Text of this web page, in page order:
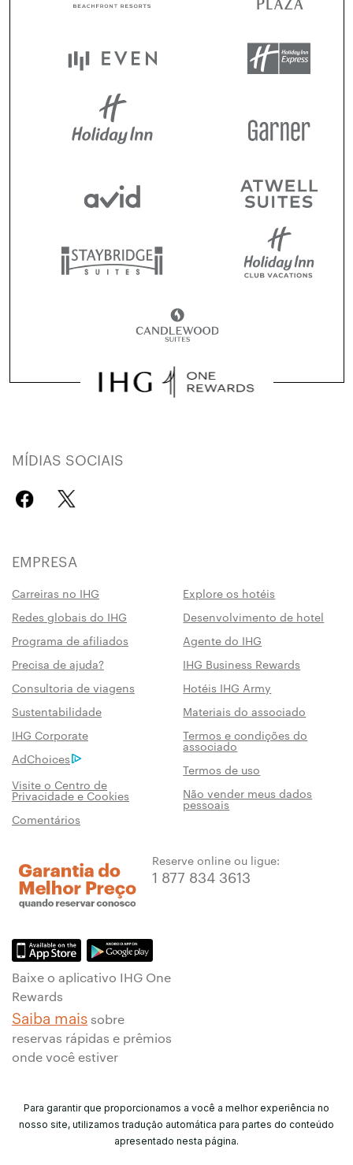
MÍDIAS SOCIAIS
EMPRESA
Carreiras no IHG
Explore os hotéis
Redes globais do IHG
Desenvolvimento de hotel
Programa de afiliados
Agente do IHG
Precisa de ajuda?
IHG Business Rewards
Consultoria de viagens
Hotéis IHG Army
Sustentabilidade
Materiais do associado
IHG Corporate
Termos e condições do
associado
AdChoices
Termos de uso
Visite o Centro de
Privacidade e Cookies Não vender meus dados
pessoais
Comentários
Reserve online ou ligue:
1 877 834 3613
Baixe o aplicativo IHG One
Rewards
Saiba mais sobre
reservas rápidas e prêmios
onde você estiver
Para garantir que proporcionamos a você a melhor experiência no
nosso site, utilizamos tradução automática para partes do conteúdo
apresentado nesta página.